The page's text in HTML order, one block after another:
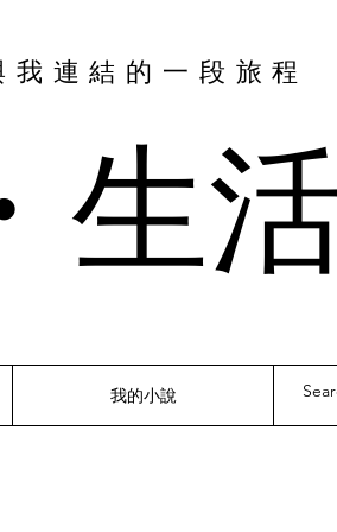
我連結的一段旅程
生
我的小說